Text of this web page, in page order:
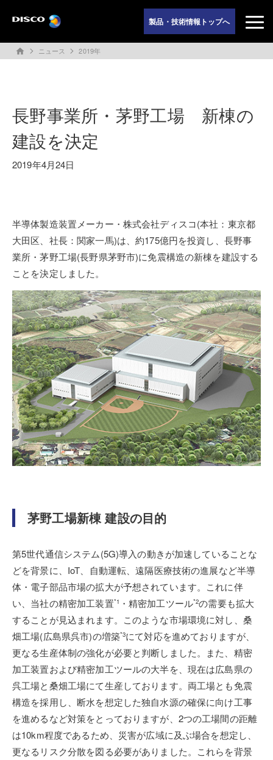
製品・技術情報トップへ
home ニュース 2019年
長野事業所・茅野工場 新棟の
建設を決定
2019年4月24日
半導体製造装置メーカー・株式会社ディスコ(本社：東京都
大田区、社長：関家一馬)は、約175億円を投資し、長野事
業所・茅野工場(長野県茅野市)に免震構造の新棟を建設する
ことを決定しました。
茅野工場新棟 建設の目的
第5世代通信システム(5G)導入の動きが加速していることな
どを背景に、IoT、自動運転、遠隔医療技術の進展など半導
体・電子部品市場の拡大が予想されています。これに伴
い、当社の精密加工装置*1 ・精密加工ツール*2の需要も拡大
することが見込まれます。このような市場環境に対し、桑
畑工場(広島県呉市)の増築*3にて対応を進めておりますが、
更なる生産体制の強化が必要と判断しました。また、精密
加工装置および精密加工ツールの大半を、現在は広島県の
呉工場と桑畑工場にて生産しております。両工場とも免震
構造を採用し、断水を想定した独自水源の確保に向け工事
を進めるなど対策をとっておりますが、2つの工場間の距離
は10km程度であるため、災害が広域に及ぶ場合を想定し、
更なるリスク分散を図る必要がありました。これらを背景